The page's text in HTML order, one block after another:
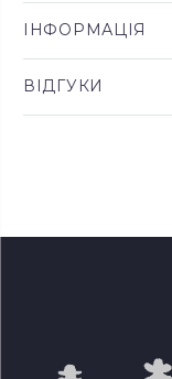
ІНФОРМАЦІЯ
ВІДГУКИ